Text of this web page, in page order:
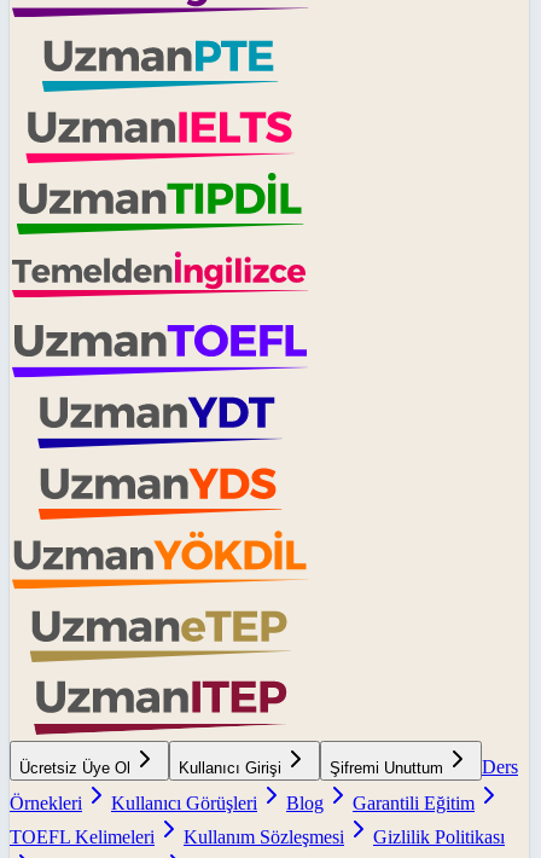
Ücretsiz Üye Ol Kullanıcı Girişi Şifremi Unuttum
Ders
Örnekleri
Kullanıcı Görüşleri Blog
Garantili Eğitim
TOEFL Kelimeleri
Kullanım Sözleşmesi
Gizlilik Politikası